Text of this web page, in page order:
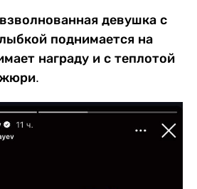
девушка с
поднимается на
награду и с теплотой
жюри.